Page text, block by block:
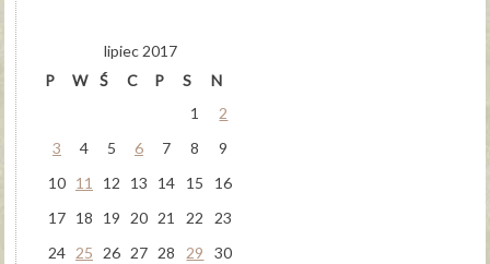
lipiec 2017
P
W Ś C P S
N
1
2
3
4 5 6 7 8
9
10 11 12 13 14 15
16
17 18 19 20 21 22
23
24 25 26 27 28 29
30